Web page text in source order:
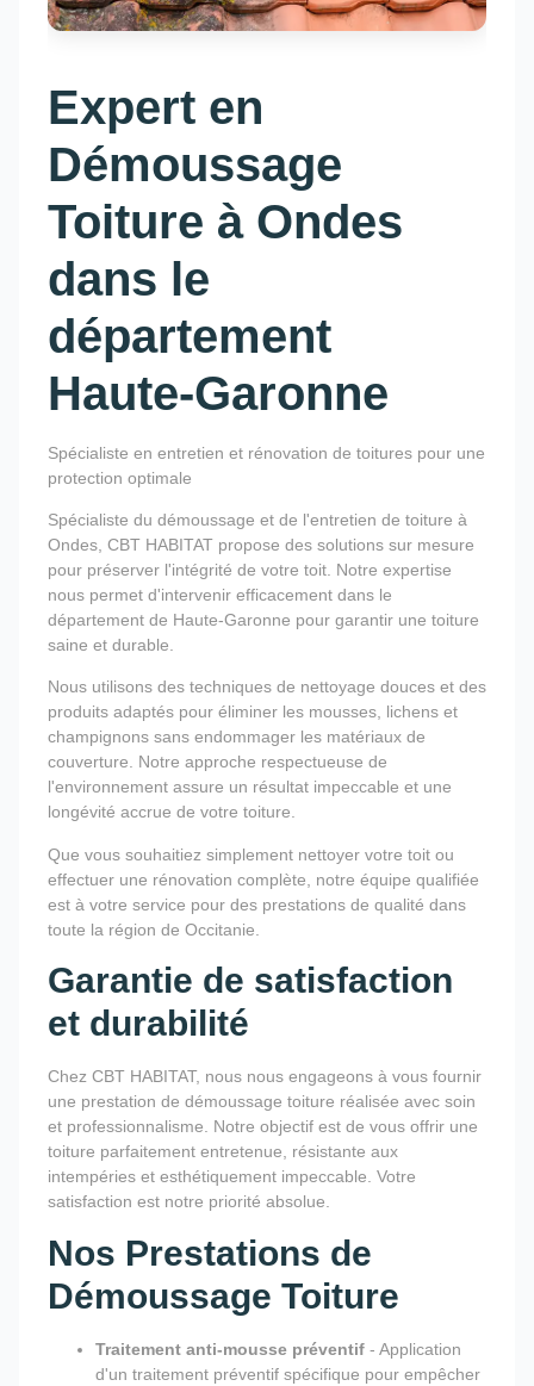
Expert en
Démoussage
Toiture à Ondes
dans le
département
Haute-Garonne
Spécialiste en entretien et rénovation de toitures pour une
protection optimale
Spécialiste du démoussage et de l'entretien de toiture à
Ondes, CBT HABITAT propose des solutions sur mesure
pour préserver l'intégrité de votre toit. Notre expertise
nous permet d'intervenir efficacement dans le
département de Haute-Garonne pour garantir une toiture
saine et durable.
Nous utilisons des techniques de nettoyage douces et des
produits adaptés pour éliminer les mousses, lichens et
champignons sans endommager les matériaux de
couverture. Notre approche respectueuse de
l'environnement assure un résultat impeccable et une
longévité accrue de votre toiture.
Que vous souhaitiez simplement nettoyer votre toit ou
effectuer une rénovation complète, notre équipe qualifiée
est à votre service pour des prestations de qualité dans
toute la région de Occitanie.
Garantie de satisfaction
et durabilité
Chez CBT HABITAT, nous nous engageons à vous fournir
une prestation de démoussage toiture réalisée avec soin
et professionnalisme. Notre objectif est de vous offrir une
toiture parfaitement entretenue, résistante aux
intempéries et esthétiquement impeccable. Votre
satisfaction est notre priorité absolue.
Nos Prestations de
Démoussage Toiture
Traitement anti-mousse préventif - Application
d'un traitement préventif spécifique pour empêcher